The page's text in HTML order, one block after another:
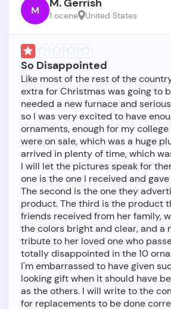
M M. Gerrish
1 ocene United States
So Disappointed
Like most of the rest of the
extra for Christmas was going to
needed a new furnace and
so I was very excited to have
ornaments, enough for my
were on sale, which was a huge
arrived in plenty of time, which
I will let the pictures speak for
one is the one I received and
The second is the one they
product. The third is the product
friends received from her family,
the colors bright and clear, and a
tribute to her loved one who
totally disappointed in the 10
I'm embarrassed to have given
looking gift when it should have
as the others. I will write to the
for replacements to be done